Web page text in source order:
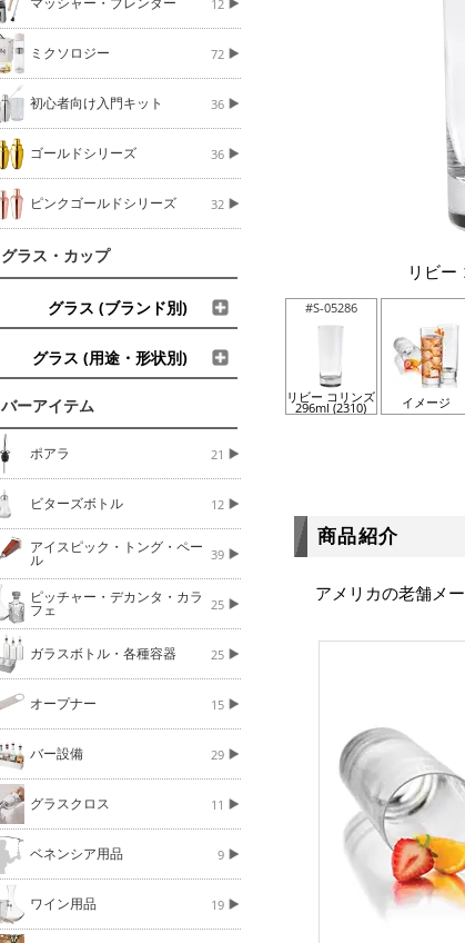
12
ミクソロジー 72
初心者向け入門キット 36
ゴールドシリーズ 36
ピンクゴールドシリーズ 32
グラス・カップ
グラス (ブランド別)
グラス (用途・形状別)
バーアイテム
ポアラ 21
ビターズボトル 12
アイスピック・トング・ペー
ル 39
ピッチャー・デカンタ・カラ
フェ 25
ガラスボトル・各種容器 25
オープナー 15
バー設備 29
グラスクロス 11
ベネンシア用品 9
ワイン用品 19
リビ
#S-05286
リビー コリンズ
296ml (2310) イメージ
商品紹介
アメリカの老舗メ